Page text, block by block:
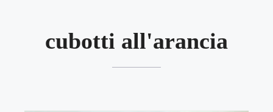
cubotti all'arancia